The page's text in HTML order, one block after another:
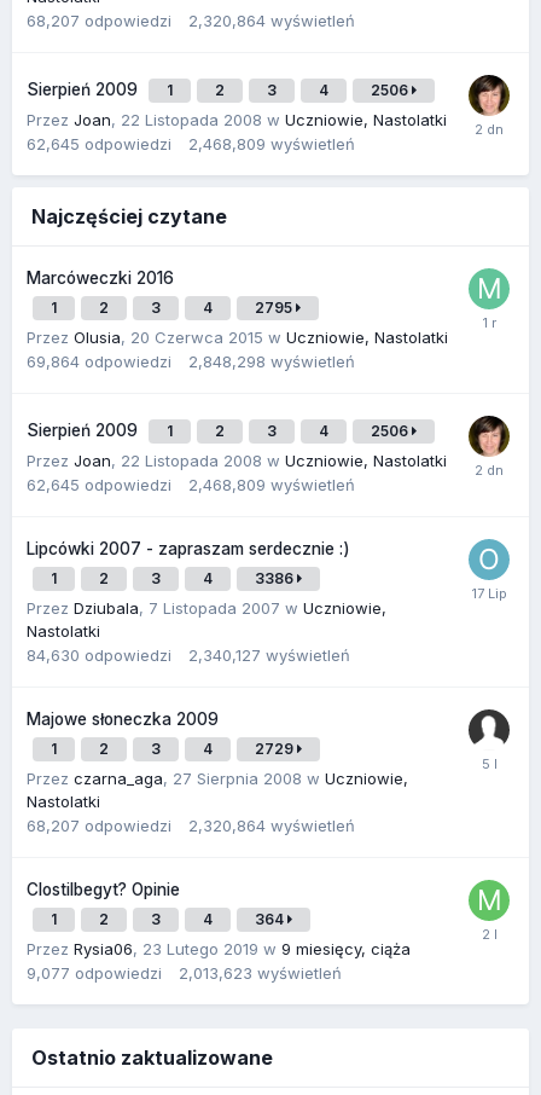
68,207 odpowiedzi 2,320,864 wyświetleń
Sierpień 2009 1 2 3 4 2506
Przez Joan, 22 Listopada 2008 w Uczniowie, Nastolatki
62,645 odpowiedzi 2,468,809 wyświetleń
Najczęściej czytane
Marcóweczki 2016
1 2 3 4 2795
Przez Olusia, 20 Czerwca 2015 w Uczniowie, Nastolatki
69,864 odpowiedzi 2,848,298 wyświetleń
Sierpień 2009 1 2 3 4 2506
Przez Joan, 22 Listopada 2008 w Uczniowie, Nastolatki
62,645 odpowiedzi 2,468,809 wyświetleń
Lipcówki 2007 - zapraszam serdecznie :)
1 2 3 4 3386
Przez Dziubala, 7 Listopada 2007 w Uczniowie,
Nastolatki
84,630 odpowiedzi 2,340,127 wyświetleń
Majowe słoneczka 2009
1 2 3 4 2729
Przez czarna_aga, 27 Sierpnia 2008 w Uczniowie,
Nastolatki
68,207 odpowiedzi 2,320,864 wyświetleń
Clostilbegyt? Opinie
1 2 3 4 364
Przez Rysia06, 23 Lutego 2019 w 9 miesięcy, ciąża
9,077 odpowiedzi 2,013,623 wyświetleń
Ostatnio zaktualizowane